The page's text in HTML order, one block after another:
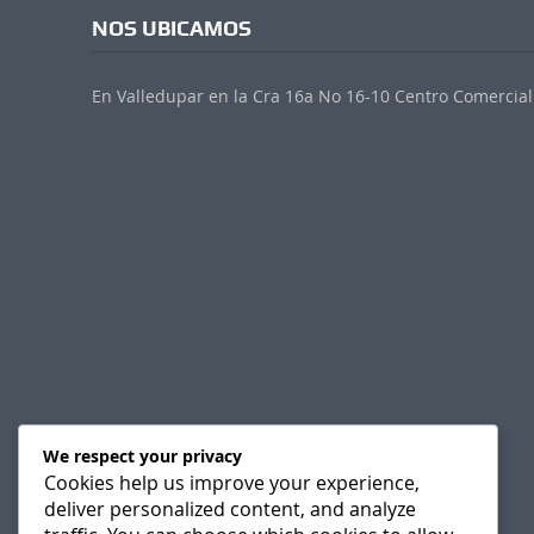
NOS UBICAMOS
En Valledupar en la Cra 16a No 16-10 Centro
We respect your privacy
Cookies help us improve your experience,
deliver personalized content, and analyze